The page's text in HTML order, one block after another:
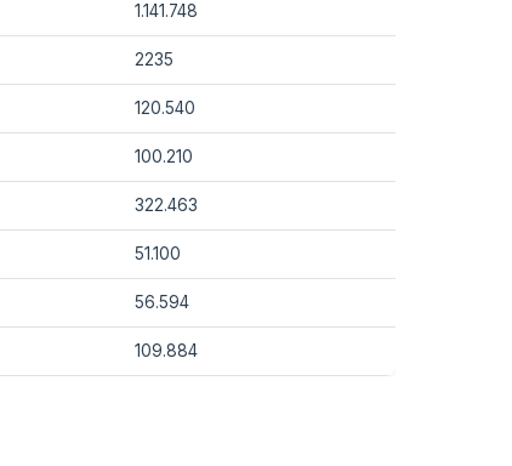
1.141.748
2235
120.540
100.210
322.463
51.100
56.594
109.884